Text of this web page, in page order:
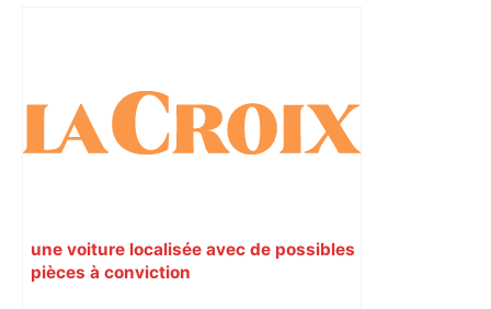
une voiture localisée avec de possibles
pièces à conviction